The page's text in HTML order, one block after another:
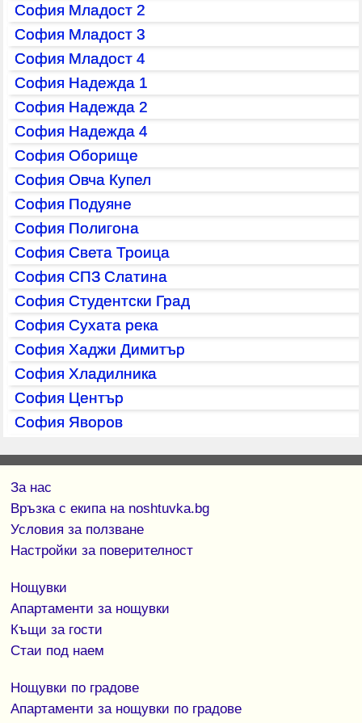
София Младост 2
София Младост 3
София Младост 4
София Надежда 1
София Надежда 2
София Надежда 4
София Оборище
София Овча Купел
София Подуяне
София Полигона
София Света Троица
София СПЗ Слатина
София Студентски Град
София Сухата река
София Хаджи Димитър
София Хладилника
София Център
София Яворов
За нас
Връзка с екипa на noshtuvka.bg
Условия за ползване
Настройки за поверителност
Нощувки
Апартаменти за нощувки
Къщи за гости
Стаи под наем
Нощувки по градове
Апартаменти за нощувки по градове